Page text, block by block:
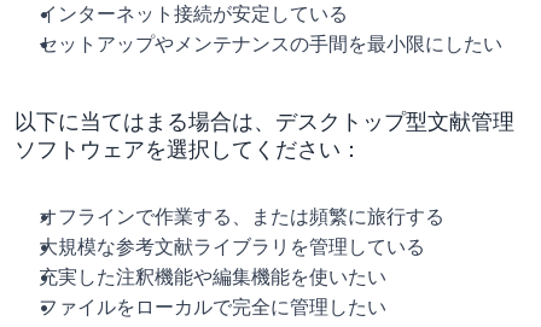
インターネット接続が安定している
セットアップやメンテナンスの手間を最小限にしたい
以下に当てはまる場合は、デスクトップ型文献管理
ソフトウェアを選択してください：
オフラインで作業する、または頻繁に旅行する
大規模な参考文献ライブラリを管理している
充実した注釈機能や編集機能を使いたい
ファイルをローカルで完全に管理したい